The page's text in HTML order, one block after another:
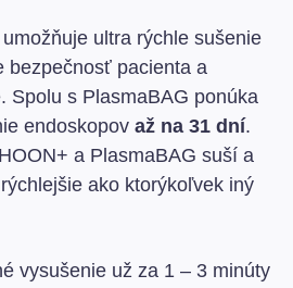
ultra rýchle sušenie
bezpečnosť pacienta a
Spolu s PlasmaBAG ponúka
endoskopov až na 31 dní.
a PlasmaBAG suší a
ako ktorýkoľvek iný
vysušenie už za 1 – 3 minúty